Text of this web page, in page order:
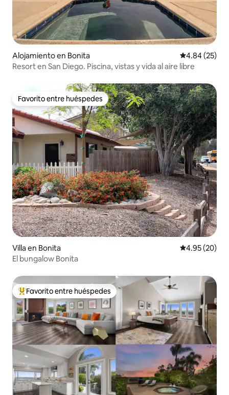
Alojamiento en Bonita Calificación
4.84 (25)
Resort en San Diego. Piscina, vistas y vida al aire libre
Favorito entre huéspedes
Favorito entre huéspedes
Villa en Bonita Calificación
4.95 (20)
El bungalow Bonita
Favorito entre huéspedes preferido
Favorito entre huéspedes